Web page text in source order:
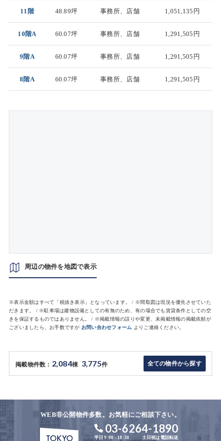
11階 48.89坪 事務所、店舗 1,051,135円
10階A 60.07坪 事務所、店舗 1,291,505円
9階A 60.07坪 事務所、店舗 1,291,505円
8階A 60.07坪 事務所、店舗 1,291,505円
周辺の物件を地図で表示
※表示金額はすべて「税抜き表示」となっています。 / ※間取図は現況を優先させていた
だきます。 / ※駐車場は建物設備としての有無のため、有の場合でも賃貸条件としての空
きを保証するものではありません。 / ※掲載情報の誤りや変更、未掲載情報の掲載依頼が
ございましたら、お手数ですが お問い合わせフォーム よりご連絡ください。
掲載物件数： 2,084棟 3,775件 全ての物件から探す
WEB非公開物件多数。お気軽にご相談下さい。
03-6264-1890
平日 9:00 - 18:30 土日祝は電話転送